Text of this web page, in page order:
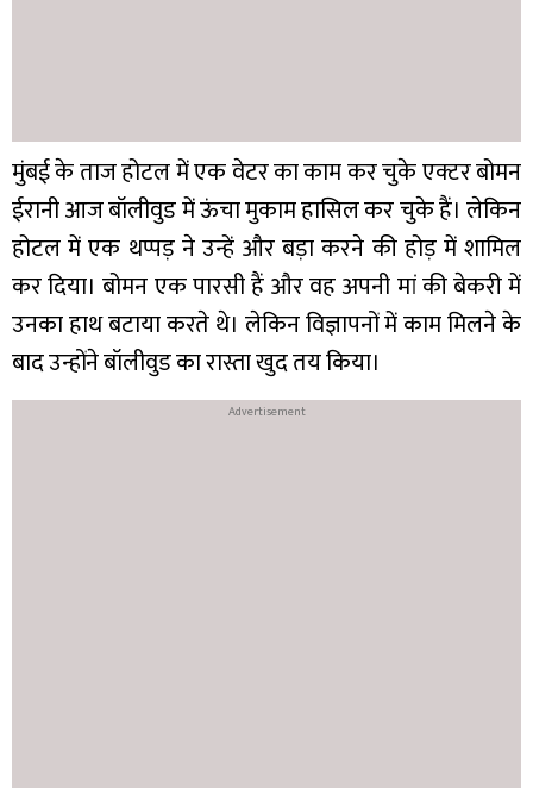
मुंबई के ताज होटल में एक वेटर का काम कर चुके एक्टर बोमन
ईरानी आज बॉलीवुड में ऊंचा मुकाम हासिल कर चुके हैं। लेकिन
होटल में एक थप्पड़ ने उन्हें और बड़ा करने की होड़ में शामिल
कर दिया। बोमन एक पारसी हैं और वह अपनी मां की बेकरी में
उनका हाथ बटाया करते थे। लेकिन विज्ञापनों में काम मिलने के
बाद उन्होंने बॉलीवुड का रास्ता खुद तय किया।